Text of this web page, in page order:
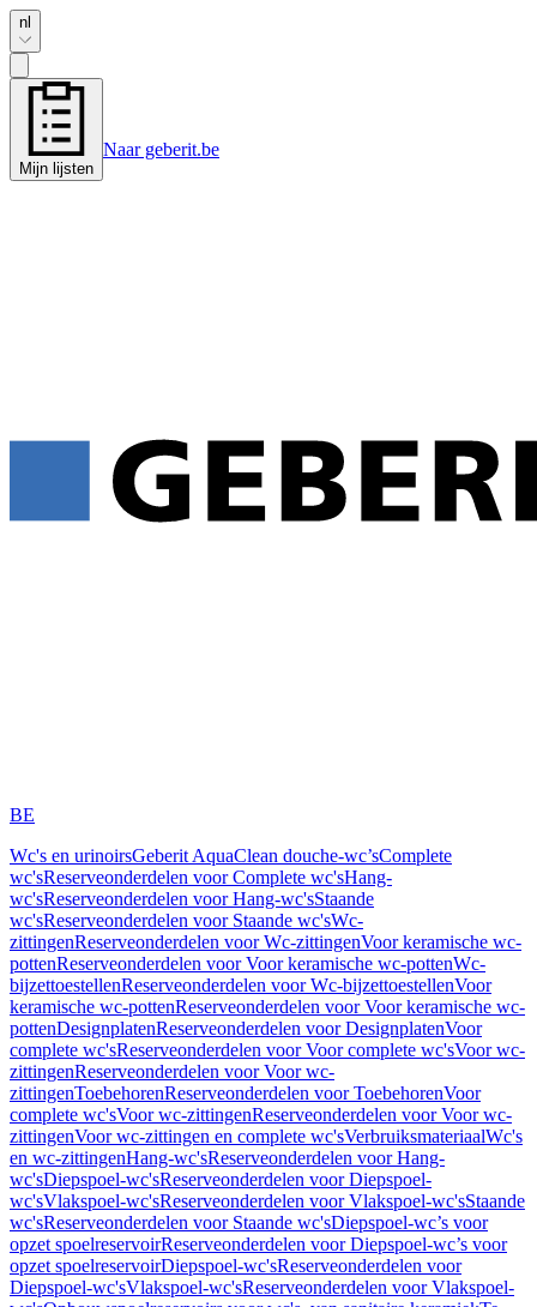
nl
Mijn lijsten
Naar geberit.be
BE
Wc's en urinoirsGeberit AquaClean douche-wc’sComplete
wc'sReserveonderdelen voor Complete wc'sHang-
wc'sReserveonderdelen voor Hang-wc'sStaande
wc'sReserveonderdelen voor Staande wc'sWc-
zittingenReserveonderdelen voor Wc-zittingenVoor keramische wc-
pottenReserveonderdelen voor Voor keramische wc-pottenWc-
bijzettoestellenReserveonderdelen voor Wc-bijzettoestellenVoor
keramische wc-pottenReserveonderdelen voor Voor keramische wc-
pottenDesignplatenReserveonderdelen voor DesignplatenVoor
complete wc'sReserveonderdelen voor Voor complete wc'sVoor wc-
zittingenReserveonderdelen voor Voor wc-
zittingenToebehorenReserveonderdelen voor ToebehorenVoor
complete wc'sVoor wc-zittingenReserveonderdelen voor Voor wc-
zittingenVoor wc-zittingen en complete wc'sVerbruiksmateriaalWc's
en wc-zittingenHang-wc'sReserveonderdelen voor Hang-
wc'sDiepspoel-wc'sReserveonderdelen voor Diepspoel-
wc'sVlakspoel-wc'sReserveonderdelen voor Vlakspoel-wc'sStaande
wc'sReserveonderdelen voor Staande wc'sDiepspoel-wc’s voor
opzet spoelreservoirReserveonderdelen voor Diepspoel-wc’s voor
opzet spoelreservoirDiepspoel-wc'sReserveonderdelen voor
Diepspoel-wc'sVlakspoel-wc'sReserveonderdelen voor Vlakspoel-